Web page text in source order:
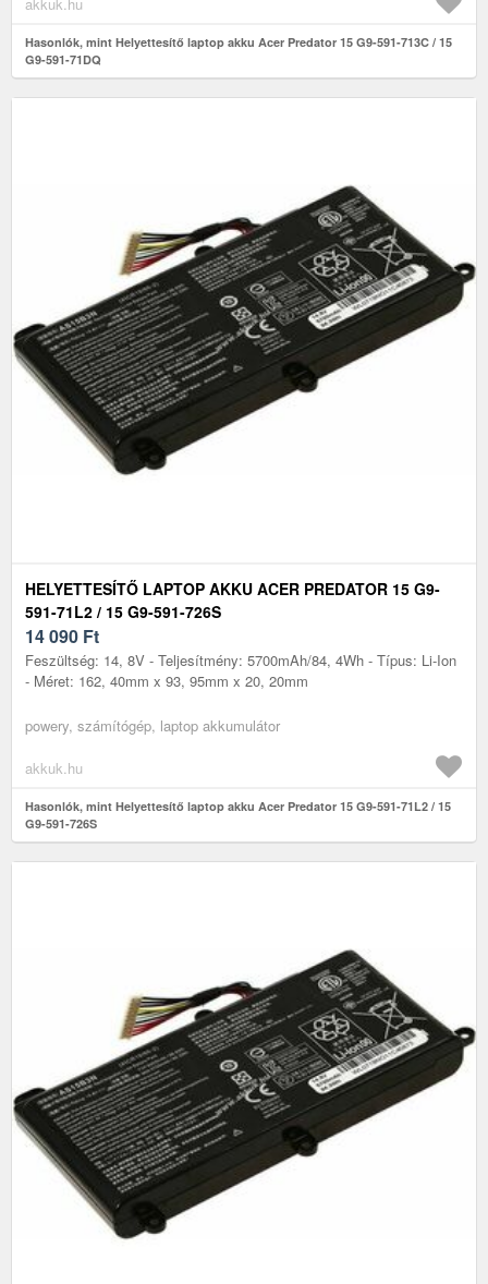
Hasonlók, mint Helyettesítő laptop akku Acer Predator 15 G9-591-713C / 15
G9-591-71DQ
HELYETTESÍTŐ LAPTOP AKKU ACER PREDATOR 15 G9-
591-71L2 / 15 G9-591-726S
14 090 Ft
Feszültség: 14, 8V - Teljesítmény: 5700mAh/84, 4Wh - Típus: Li-Ion
- Méret: 162, 40mm x 93, 95mm x 20, 20mm
powery, számítógép, laptop akkumulátor
akkuk.hu
Hasonlók, mint Helyettesítő laptop akku Acer Predator 15 G9-591-71L2 / 15
G9-591-726S